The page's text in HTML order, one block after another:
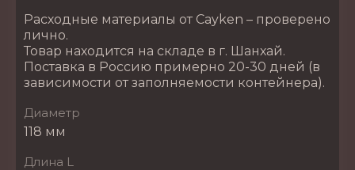
Расходные материалы от Cayken – проверено
лично.
Товар находится на складе в г. Шанхай.
Поставка в Россию примерно 20-30 дней (в
зависимости от заполняемости контейнера).
Диаметр
118 мм
Длина L